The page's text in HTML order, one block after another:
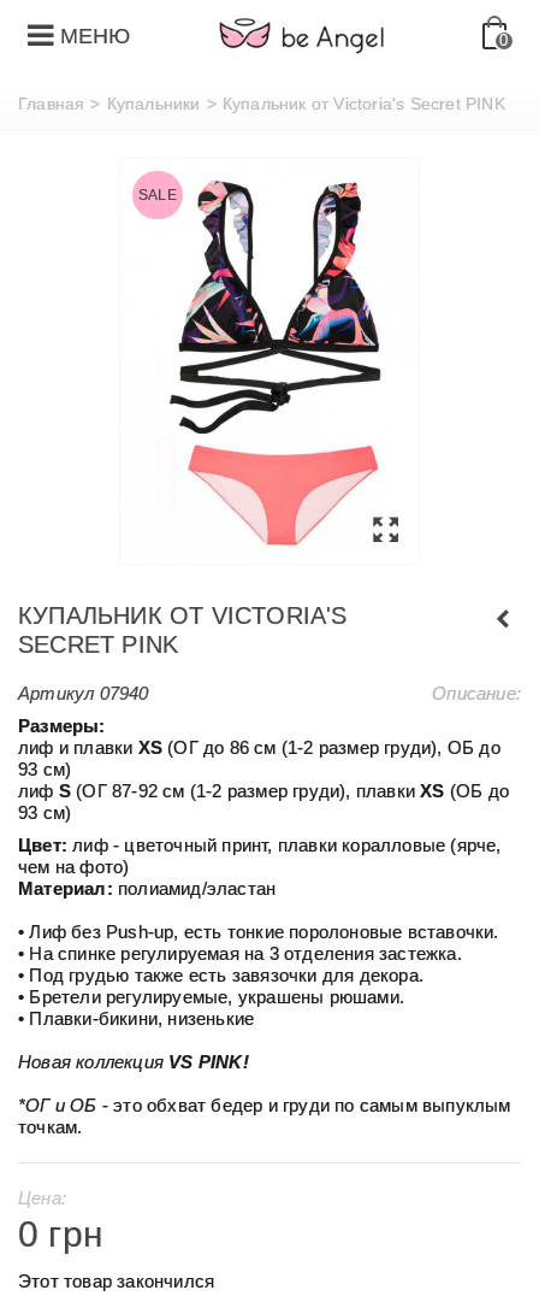
МЕНЮ 0
Главная > Купальники > Купальник от Victoria's Secret PINK
SALE
КУПАЛЬНИК ОТ VICTORIA'S
SECRET PINK
Артикул 07940
Описание:
Размеры:
лиф и плавки ХS (ОГ до 86 см (1-2 размер груди), ОБ до
93 см)
лиф S (ОГ 87-92 см (1-2 размер груди), плавкиХS (ОБ до
93 см)
Цвет: лиф - цветочный принт, плавки коралловые (ярче,
чем на фото)
Материал: полиамид/эластан
• Лиф без Push-up, есть тонкие поролоновые вставочки.
• На спинке регулируемая на 3 отделения застежка.
• Под грудью также есть завязочки для декора.
• Бретели регулируемые, украшены рюшами.
• Плавки-бикини, низенькие
Новая коллекция VS PINK!
*ОГ и ОБ - это обхват бедер и груди по самым выпуклым
точкам.
Цена:
0 грн
Этот товар закончился